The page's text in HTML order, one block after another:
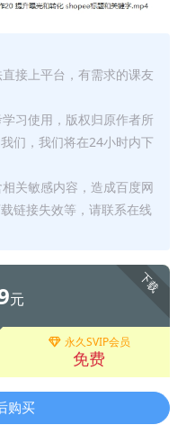
接上平台，有需求的课友
习使用，版权归原作者所
们，我们将在24小时内下
关敏感内容，造成百度网
链接失效等，请联系在线
下载
元
永久SVIP会员
免费
购买